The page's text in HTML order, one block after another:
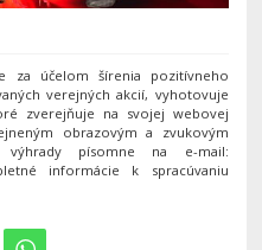
za účelom šírenia pozitívneho
verejných akcií, vyhotovuje
zverejňuje na svojej webovej
obrazovým a zvukovým
písomne na e-mail:
informácie k spracúvaniu